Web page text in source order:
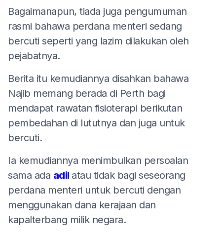
Bagaimanapun, tiada juga pengumuman
rasmi bahawa perdana menteri sedang
bercuti seperti yang lazim dilakukan oleh
pejabatnya.
Berita itu kemudiannya disahkan bahawa
Najib memang berada di Perth bagi
mendapat rawatan fisioterapi berikutan
pembedahan di lututnya dan juga untuk
bercuti.
Ia kemudiannya menimbulkan persoalan
sama ada adil atau tidak bagi seseorang
perdana menteri untuk bercuti dengan
menggunakan dana kerajaan dan
kapalterbang milik negara.